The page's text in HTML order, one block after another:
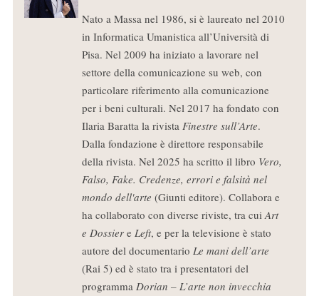
Nato a Massa nel 1986, si è laureato nel 2010
in Informatica Umanistica all’Università di
Pisa. Nel 2009 ha iniziato a lavorare nel
settore della comunicazione su web, con
particolare riferimento alla comunicazione
per i beni culturali. Nel 2017 ha fondato con
Ilaria Baratta la rivista Finestre sull’Arte.
Dalla fondazione è direttore responsabile
della rivista. Nel 2025 ha scritto il libro Vero,
Falso, Fake. Credenze, errori e falsità nel
mondo dell'arte (Giunti editore). Collabora e
ha collaborato con diverse riviste, tra cuiArt
e Dossiere Left, e per la televisione è stato
autore del documentario Le mani dell’arte
(Rai 5) ed è stato tra i presentatori del
programma Dorian – L’arte non invecchia